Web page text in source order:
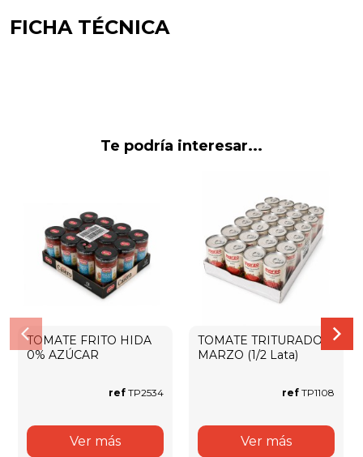
FICHA TÉCNICA
Te podría interesar...
TOMATE FRITO HIDA
0% AZÚCAR
ref TP2534
Ver más
TOMATE TRITURADO
MARZO (1/2 Lata)
ref TP1108
Ver más